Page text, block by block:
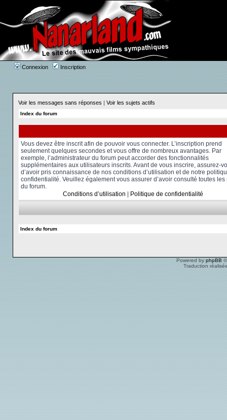
Connexion Inscription
Voir les messages sans réponses | Voir les sujets actifs
Index du forum
Vous devez être inscrit afin de pouvoir vous connecter. L’inscription prend
seulement quelques secondes et vous offre de nombreux avantages. Par
exemple, l’administrateur du forum peut accorder des fonctionnalités
supplémentaires aux utilisateurs inscrits. Avant de vous inscrire, assurez-
d’avoir pris connaissance de nos conditions d’utilisation et de notre
confidentialité. Veuillez également vous assurer d’avoir consulté toutes les
du forum.
Conditions d’utilisation
Politique de confidentialité
Index du forum
Powered byphpBB©
Traduction